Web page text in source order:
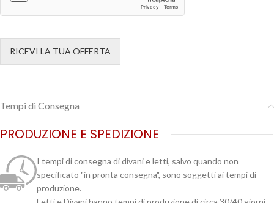
RICEVI LA TUA OFFERTA
Tempi di Consegna
PRODUZIONE E SPEDIZIONE
I tempi di consegna di divani e letti, salvo quando non
specificato "in pronta consegna", sono soggetti ai tempi di
produzione.